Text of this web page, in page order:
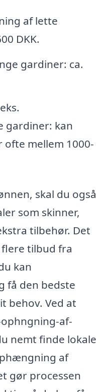
af lette
DKK.
gardiner: ca.
gardiner: kan
mellem 1000-
skal du også
som skinner,
tilbehør. Det
tilbud fra
kan
få den bedste
behov. Ved at
af-
nemt finde lokale
af
gør processen